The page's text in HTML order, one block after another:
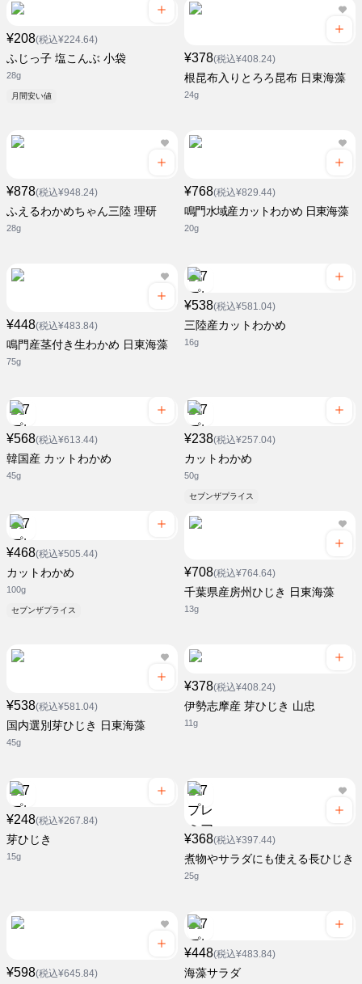
¥208(税込¥224.64)
ふじっ子 塩こんぶ 小袋
28g
月間安い値
¥378(税込¥408.24)
根昆布入りとろろ昆布 日東海藻
24g
¥878(税込¥948.24)
ふえるわかめちゃん三陸 理研
28g
¥768(税込¥829.44)
鳴門水域産カットわかめ 日東海藻
20g
¥448(税込¥483.84)
鳴門産茎付き生わかめ 日東海藻
75g
¥538(税込¥581.04)
三陸産カットわかめ
16g
¥568(税込¥613.44)
韓国産 カットわかめ
45g
¥238(税込¥257.04)
カットわかめ
50g
セブンザプライス
¥468(税込¥505.44)
カットわかめ
100g
セブンザプライス
¥708(税込¥764.64)
千葉県産房州ひじき 日東海藻
13g
¥538(税込¥581.04)
国内選別芽ひじき 日東海藻
45g
¥378(税込¥408.24)
伊勢志摩産 芽ひじき 山忠
11g
¥248(税込¥267.84)
芽ひじき
15g
¥368(税込¥397.44)
煮物やサラダにも使える長ひじき
25g
¥598(税込¥645.84)
¥448(税込¥483.84)
海藻サラダ